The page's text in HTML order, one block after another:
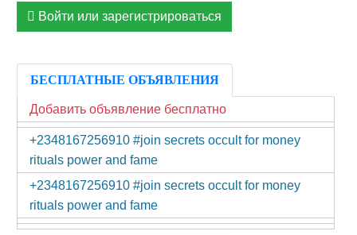
Войти или зарегистрироваться
БЕСПЛАТНЫЕ ОБЪЯВЛЕНИЯ
Добавить объявление бесплатно
+2348167256910 #join secrets occult for money
rituals power and fame
+2348167256910 #join secrets occult for money
rituals power and fame